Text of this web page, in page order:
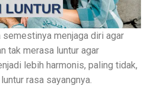
menjaga diri agar
tak merasa luntur agar
lebih harmonis, paling tidak,
rasa sayangnya.